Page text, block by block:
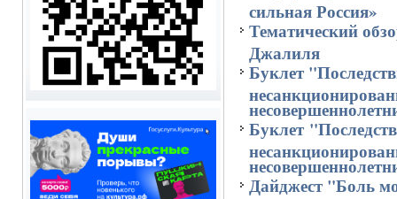
сильная Россия»
Тематический
Джалиля
Буклет
Буклет
Дайджест "Боль